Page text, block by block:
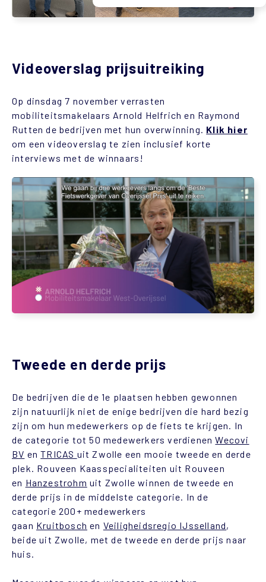
Videoverslag prijsuitreiking
Op dinsdag 7 november verrasten
mobiliteitsmakelaars Arnold Helfrich en Raymond
Rutten de bedrijven met hun overwinning. Klik hier
om een videoverslag te zien inclusief korte
interviews met de winnaars!
Tweede en derde prijs
De bedrijven die de 1e plaatsen hebben gewonnen
zijn natuurlijk niet de enige bedrijven die hard bezig
zijn om hun medewerkers op de fiets te krijgen. In
de categorie tot 50 medewerkers verdienenWecovi
BV enTRICAS uit Zwolle een mooie tweede en derde
plek. Rouveen Kaasspecialiteiten uit Rouveen
en Hanzestrohm uit Zwolle winnen de tweede en
derde prijs in de middelste categorie. In de
categorie 200+ medewerkers
gaan Kruitbosch en Veiligheidsregio IJsselland,
beide uit Zwolle, met de tweede en derde prijs naar
huis.